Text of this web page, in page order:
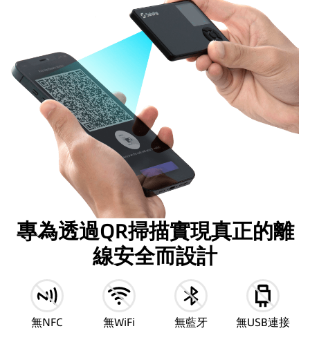
專為透過QR掃描實現真正的離
線安全而設計
無NFC 無WiFi 無藍牙 無USB連接